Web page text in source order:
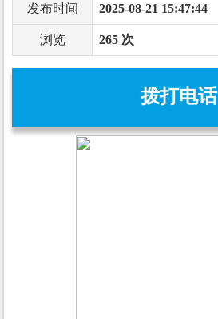
发布时间 2025-08-21 15:47:44
浏览 265 次
拨打电话